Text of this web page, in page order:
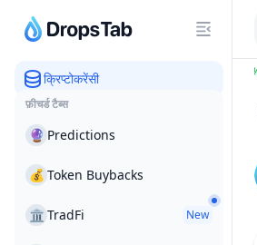
क्रिप्टोकरेंसी
फ़ीचर्ड टैब्स
🔮 Predictions
💰 Token Buybacks
🏛 TradFi New
:$65,216.491.50%